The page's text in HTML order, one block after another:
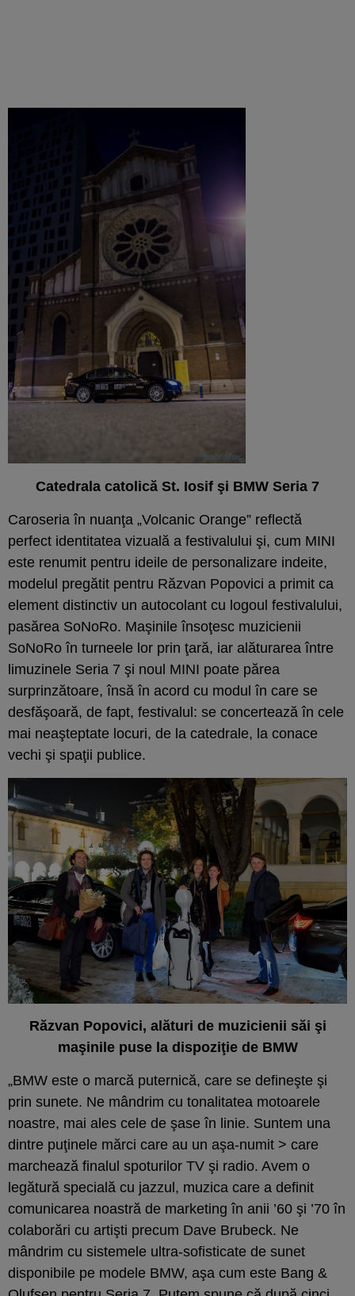
Catedrala catolică St. Iosif şi BMW Seria 7
Caroseria în nuanţa „Volcanic Orange” reflectă
perfect identitatea vizuală a festivalului şi, cum MINI
este renumit pentru ideile de personalizare indeite,
modelul pregătit pentru Răzvan Popovici a primit ca
element distinctiv un autocolant cu logoul festivalului,
pasărea SoNoRo. Maşinile însoţesc muzicienii
SoNoRo în turneele lor prin ţară, iar alăturarea între
limuzinele Seria 7 şi noul MINI poate părea
surprinzătoare, însă în acord cu modul în care se
desfăşoară, de fapt, festivalul: se concertează în cele
mai neaşteptate locuri, de la catedrale, la conace
vechi şi spaţii publice.
Răzvan Popovici, alături de muzicienii săi şi
maşinile puse la dispoziţie de BMW
„BMW este o marcă puternică, care se defineşte şi
prin sunete. Ne mândrim cu tonalitatea motoarele
noastre, mai ales cele de şase în linie. Suntem una
dintre puţinele mărci care au un aşa-numit > care
marchează finalul spoturilor TV şi radio. Avem o
legătură specială cu jazzul, muzica care a definit
comunicarea noastră de marketing în anii ’60 şi ’70 în
colaborări cu artişti precum Dave Brubeck. Ne
mândrim cu sistemele ultra-sofisticate de sunet
disponibile pe modele BMW, aşa cum este Bang &